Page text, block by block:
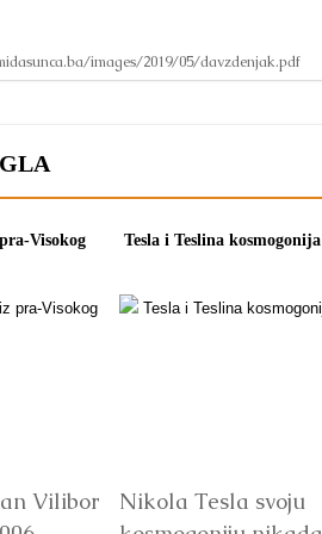
images/2019/05/davzdenjak.pdf
Visokog
Vilibor
Tesla i Teslina kosmogonija
Nikola Tesla svoju